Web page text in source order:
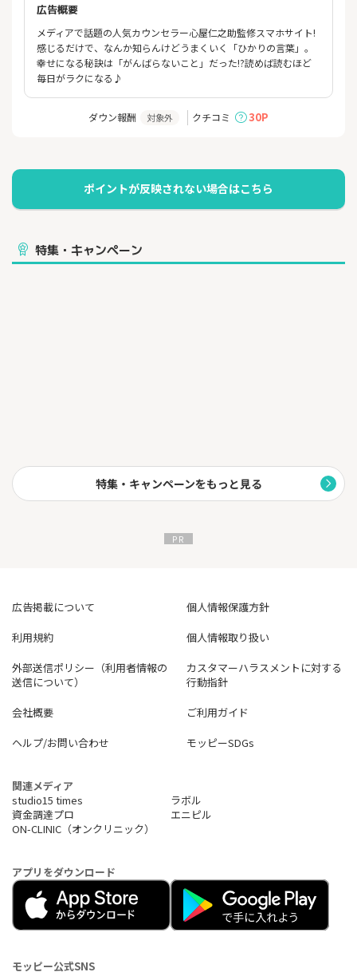
広告概要
メディアで話題の人気カウンセラー心屋仁之助監修スマホサイト!
感じるだけで、なんか知らんけどうまくいく「ひかりの言葉」。
幸せになる秘訣は「がんばらないこと」だった!?読めば読むほど
毎日がラクになる♪
ダウン報酬 対象外 クチコミ 30P
特集・キャンペーン
特集・キャンペーンをもっと見る
広告掲載について
個人情報保護方針
利用規約
個人情報取り扱い
外部送信ポリシー（利用者情報の
送信について）
カスタマーハラスメントに対する
行動指針
会社概要
ご利用ガイド
ヘルプ/お問い合わせ
モッピーSDGs
関連メディア
studio15 times
ラボル
資金調達プロ
エニピル
ON-CLINIC（オンクリニック）
アプリをダウンロード
モッピー公式SNS